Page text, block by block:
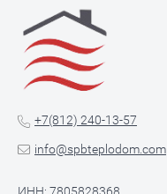
+7(812) 240-13-57
info@spbteplodom.com